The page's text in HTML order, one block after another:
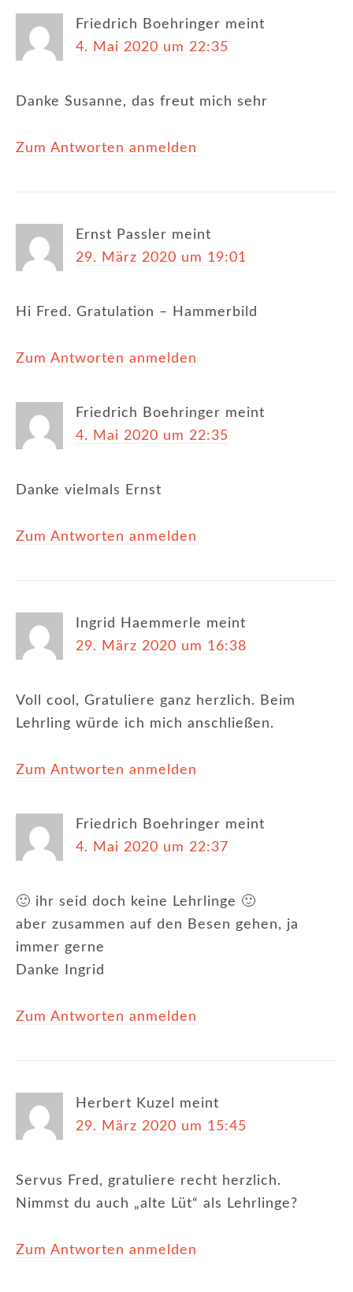
Friedrich Boehringer meint
4. Mai 2020 um 22:35
Danke Susanne, das freut mich sehr
Zum Antworten anmelden
Ernst Passler meint
29. März 2020 um 19:01
Hi Fred. Gratulation – Hammerbild
Zum Antworten anmelden
Friedrich Boehringer meint
4. Mai 2020 um 22:35
Danke vielmals Ernst
Zum Antworten anmelden
Ingrid Haemmerle meint
29. März 2020 um 16:38
Voll cool, Gratuliere ganz herzlich. Beim
Lehrling würde ich mich anschließen.
Zum Antworten anmelden
Friedrich Boehringer meint
4. Mai 2020 um 22:37
🙂 ihr seid doch keine Lehrlinge 🙂
aber zusammen auf den Besen gehen, ja
immer gerne
Danke Ingrid
Zum Antworten anmelden
Herbert Kuzel
meint
29. März 2020 um 15:45
Servus Fred, gratuliere recht herzlich.
Nimmst du auch „alte Lüt“ als Lehrlinge?
Zum Antworten anmelden